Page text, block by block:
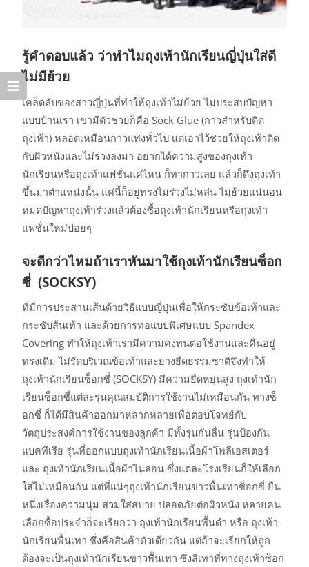
รู้คำตอบแล้ว ว่าทำไมถุงเท้านักเรียนญี่ปุ่นใส่ดี
ไม่มีย้วย
เคล็ดลับของสาวญี่ปุ่นที่ทำให้ถุงเท้าไม่ย้วย ไม่ประสบปัญหา
แบบบ้านเรา เขามีตัวช่วยก็คือ Sock Glue (กาวสำหรับติด
ถุงเท้า) หลอดเหมือนกาวแท่งทั่วไป แต่เอาไว้ช่วยให้ถุงเท้าติด
กับผิวหนังและไม่ร่วงลงมา อยากได้ความสูงของถุงเท้า
นักเรียนหรือถุงเท้าแฟชั่นแค่ไหน ก็ทากาวเลย แล้วก็ดึงถุงเท้า
ขึ้นมาตำแหน่งนั้น แค่นี้ก็อยู่ทรงไม่ร่วงไม่หล่น ไม่ย้วยแน่นอน
หมดปัญหาถุงเท้าร่วงแล้วต้องซื้อถุงเท้านักเรียนหรือถุงเท้า
แฟชั่นใหม่บ่อยๆ
จะดีกว่าไหมถ้าเราหันมาใช้ถุงเท้านักเรียนซ็อก
ซี่ (SOCKSY)
ที่มีการประสานเส้นด้ายวิธีแบบญี่ปุ่นเพื่อให้กระชับข้อเท้าและ
กระชับส้นเท้า และด้วยการทอแบบพิเศษแบบ Spandex
Covering ทำให้ถุงเท้าเรามีความคงทนต่อใช้งานและคืนอยู่
ทรงเดิม ไม่รัดบริเวณข้อเท้าและยางยืดธรรมชาติจึงทำให้
ถุงเท้านักเรียนซ็อกซี่ (SOCKSY) มีความยืดหยุ่นสูง ถุงเท้านัก
เรียนซ็อกซี่แต่ละรุ่นคุณสมบัติการใช้งานไม่เหมือนกัน ทางซ็
อกซี่ ก็ได้มีสินค้าออกมาหลากหลายเพื่อตอบโจทย์กับ
วัตถุประสงค์การใช้งานของลูกค้า มีทั้งรุ่นกันลื่น รุ่นป้องกัน
แบคทีเรีย รุ่นที่ออกแบบถุงเท้านักเรียนเนื้อผ้าโพลีเอสเตอร์
และ ถุงเท้านักเรียนเนื้อผ้าไนล่อน ซึ่งแต่ละโรงเรียนก็ให้เลือก
ใส่ไม่เหมือนกัน แต่ที่แน่ๆถุงเท้านักเรียนขาวพื้นเทาซ็อกซี่ ยืน
หนึ่งเรื่องความนุ่ม สวมใส่สบาย ปลอดภัยต่อผิวหนัง หลายคน
เลือกซื้อประจำก็จะเรียกว่า ถุงเท้านักเรียนพื้นดำ หรือ ถุงเท้า
นักเรียนพื้นเทา ซึ่งคือสินค้าตัวเดียวกัน แต่ถ้าจะเรียกให้ถูก
ต้องจะเป็นถุงเท้านักเรียนขาวพื้นเทา ซึ่งสีเทาที่ทางถุงเท้าซ็อก